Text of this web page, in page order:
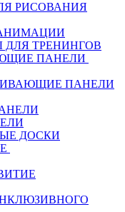
РИСОВАНИЯ
ТРЕНИНГОВ
ПАНЕЛИ
ПАНЕЛИ
ДОСКИ